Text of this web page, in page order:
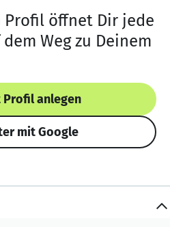
Profil öffnet Dir jede
Weg zu Deinem
Profil anlegen
mit Google